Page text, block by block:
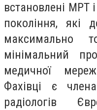
встановлені МРТ
покоління, які
максимально
мінімальний
медичної
Фахівці є
радіологів